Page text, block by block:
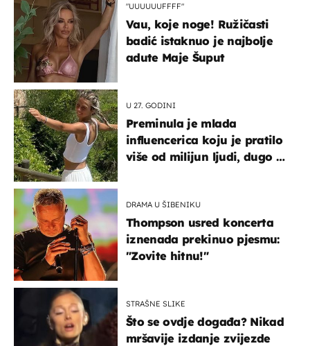
"UUUUUUFFFF"
Vau, koje noge! Ružičasti
badić istaknuo je najbolje
adute Maje Šuput
U 27. GODINI
Preminula je mlada
influencerica koju je pratilo
više od milijun ljudi, dugo se
DRAMA U ŠIBENIKU
Thompson usred koncerta
iznenada prekinuo pjesmu:
"Zovite hitnu!"
STRAŠNE SLIKE
Što se ovdje događa? Nikad
mršavije izdanje zvijezde